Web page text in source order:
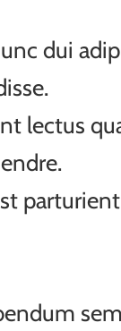
dui
lectus